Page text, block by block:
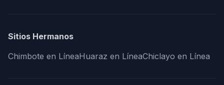
Sitios Hermanos
Chimbote en LíneaHuaraz en LíneaChiclayo en Línea